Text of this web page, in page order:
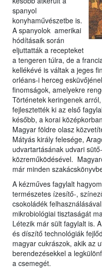
spanyol
konyhaművészetbe is.
A spanyolok amerikai
hódításaik során
eljuttatták a recepteket
a tengeren túlra, de a
kellékévé is váltak a jeges
orléans-i herceg
finomságok, amelyekre
Történetek keringenek
fejlesztették ki az első
később, a korai
Magyar földre olasz
Mátyás király felesége,
udvartartásának udvari
közreműködésével.
már minden
A kézműves fagylalt
természetes ízesítő-,
csokoládék
mikrobiológiai tisztaságát
Létezik már sült fagylalt is.
és díszítő technológiák
magyar cukrászok, akik az
berendezésekkel a
a csemegét.